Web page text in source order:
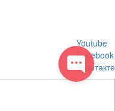
Youtube
Facebook
Вконтакте